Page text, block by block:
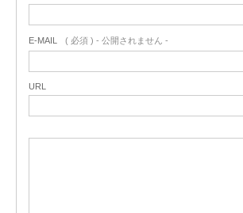
E-MAIL ( 必須 ) - 公開されません -
URL